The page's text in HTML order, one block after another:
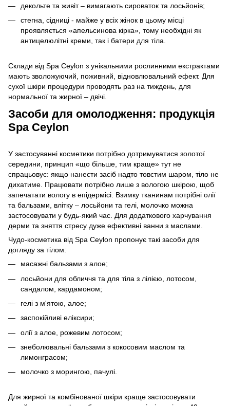
декольте та живіт – вимагають сироваток та лосьйонів;
стегна, сідниці - майже у всіх жінок в цьому місці
проявляється «апельсинова кірка», тому необхідні як
антицелюлітні креми, так і батери для тіла.
Склади від Spa Ceylon з унікальними рослинними екстрактами
мають зволожуючий, поживний, відновлювальний ефект. Для
сухої шкіри процедури проводять раз на тиждень, для
нормальної та жирної – двічі.
Засоби для омолодження: продукція
Spa Ceylon
У застосуванні косметики потрібно дотримуватися золотої
середини, принцип «що більше, тим краще» тут не
спрацьовує: якщо нанести засіб надто товстим шаром, тіло не
дихатиме. Працювати потрібно лише з вологою шкірою, щоб
запечатати вологу в епідермісі. Взимку тканинам потрібні олії
та бальзами, влітку – лосьйони та гелі, молочко можна
застосовувати у будь-який час. Для додаткового харчування
дерми та зняття стресу дуже ефективні ванни з маслами.
Чудо-косметика від Spa Ceylon пропонує такі засоби для
догляду за тілом:
масажні бальзами з алое;
лосьйони для обличчя та для тіла з лілією, лотосом,
сандалом, кардамоном;
гелі з м'ятою, алое;
заспокійливі еліксири;
олії з алое, рожевим лотосом;
знеболювальні бальзами з кокосовим маслом та
лимонграсом;
молочко з морингою, пачулі.
Для жирної та комбінованої шкіри краще застосовувати